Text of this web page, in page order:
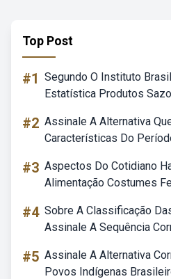
Top Post
#1 Segundo O Instituto
Estatística Produtos
#2 Assinale A Alternativa
Características Do
#3 Aspectos Do Cotidiano
Alimentação Costumes
#4 Sobre A Classificação
Assinale A Sequência
#5 Assinale A Alternativa
Povos Indígenas